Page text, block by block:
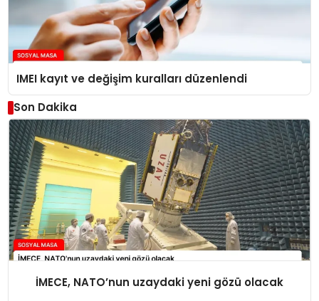
IMEI kayıt ve değişim kuralları düzenlendi
Son Dakika
İMECE, NATO’nun uzaydaki yeni gözü olacak